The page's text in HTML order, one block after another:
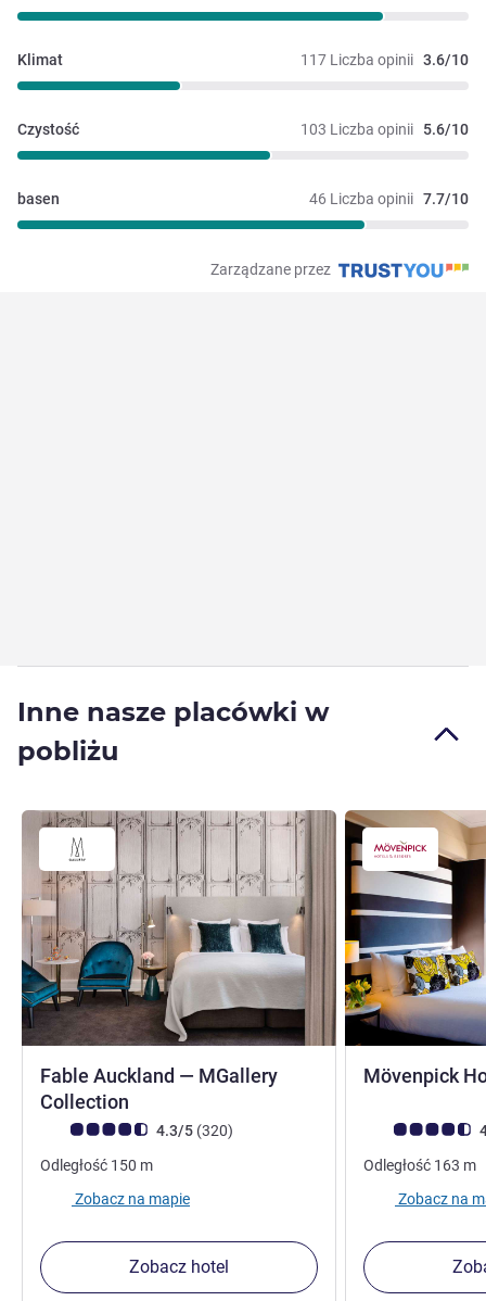
117 Liczba opinii 3.6/10
Klimat
103 Liczba opinii 5.6/10
Czystość
46 Liczba opinii 7.7/10
basen
Zarządzane przez
Inne nasze placówki w
pobliżu
Fable Auckland — MGallery
Collection
Ocena klientów (Ocena ALL)
4.3/5 (320Liczba opinii
)
Odległość 150 m
Zobacz na mapie
Zobacz hotel
Mövenpick
Ocena klientów
Odległość 163 m
Zobacz na